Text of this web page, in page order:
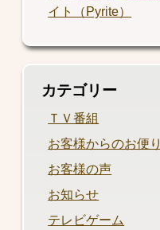
イト（Pyrite）
カテゴリー
ＴＶ番組
お客様からのお便り
お客様の声
お知らせ
テレビゲーム